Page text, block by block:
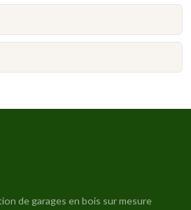
de garages en bois sur mesure